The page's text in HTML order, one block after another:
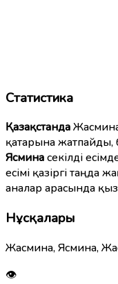
Статистика
Қазақстанда
қатарына жатпайды,
Ясминасекілді
есімі қазіргі таңда
аналар арасында
Нұсқалары
Жасмина, Ясмина,
👁